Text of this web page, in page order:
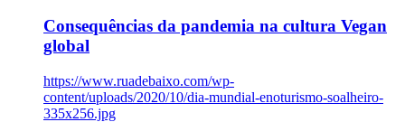
Consequências da pandemia na cultura Vegan
global
https://www.ruadebaixo.com/wp-
content/uploads/2020/10/dia-mundial-enoturismo-soalheiro-
335x256.jpg